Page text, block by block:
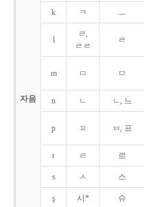
자음
k ㅋ ㅡ
l
ㄹ,
ㄹㄹ
ㄹ
m ㅁ ㅁ
n ㄴ ㄴ, 느
p ㅍ ㅂ, 프
r ㄹ 르
s ㅅ 스
ş 시* 슈